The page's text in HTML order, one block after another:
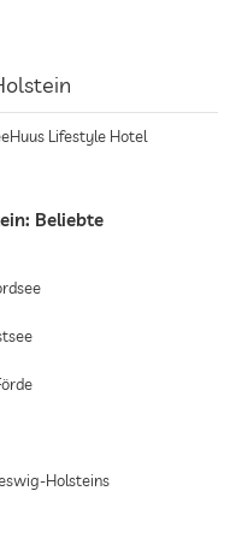
Lifestyle Hotel
Beliebte
Holsteins